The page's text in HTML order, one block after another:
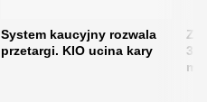
System kaucyjny rozwala
przetargi. KIO ucina kary
31